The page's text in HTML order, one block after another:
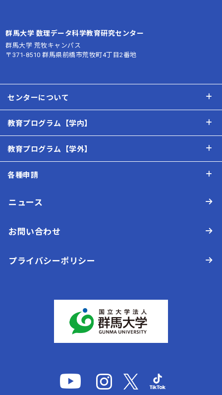
群馬大学 数理データ科学教育研究センター
群馬大学 荒牧キャンパス
〒371-8510 群馬県前橋市荒牧町4丁目2番地
センターについて
教育プログラム【学内】
教育プログラム【学外】
各種申請
ニュース
お問い合わせ
プライバシーポリシー